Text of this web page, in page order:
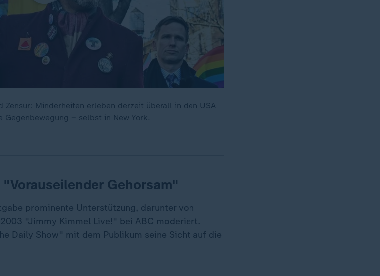
Zensur: Minderheiten erleben derzeit überall in den USA
– selbst in New York.
Gehorsam"
prominente Unterstützung, darunter von
"Jimmy Kimmel Live!" bei ABC moderiert.
Daily Show" mit dem Publikum seine Sicht auf die